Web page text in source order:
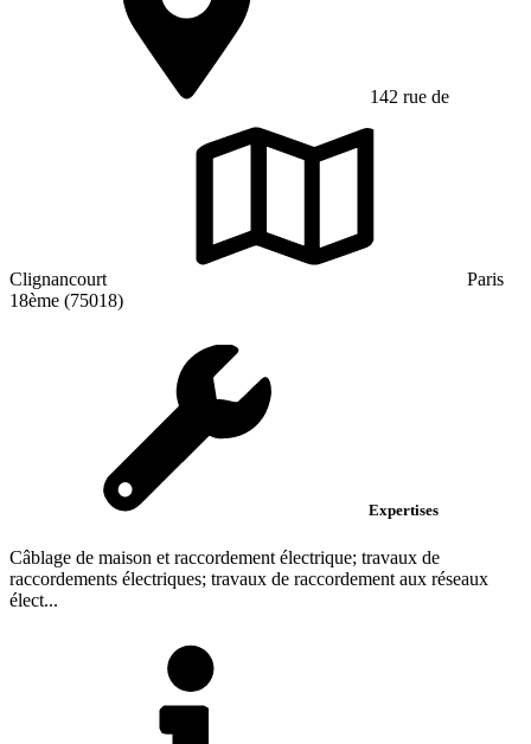
142 rue de
Clignancourt
Paris
18ème (75018)
Expertises
Câblage de maison et raccordement électrique; travaux de
raccordements électriques; travaux de raccordement aux réseaux
élect...